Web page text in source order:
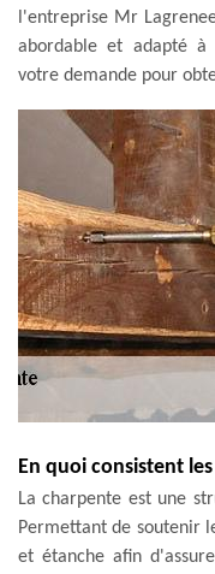
l'entreprise Mr
abordable et adapté à
votre demande pour
En quoi consistent
La charpente est une
Permettant de soutenir
et étanche afin